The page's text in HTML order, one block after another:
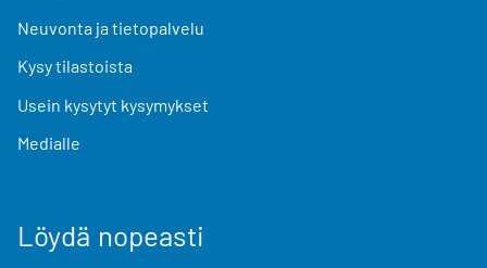
Neuvonta ja tietopalvelu
Kysy tilastoista
Usein kysytyt kysymykset
Medialle
Löydä nopeasti